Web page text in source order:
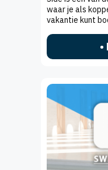
waar je als
vakantie kunt